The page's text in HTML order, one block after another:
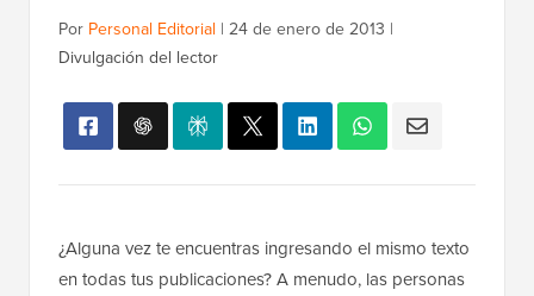
Por Personal Editorial | 24 de enero de 2013 |
Divulgación del lector
¿Alguna vez te encuentras ingresando el mismo texto
en todas tus publicaciones? A menudo, las personas